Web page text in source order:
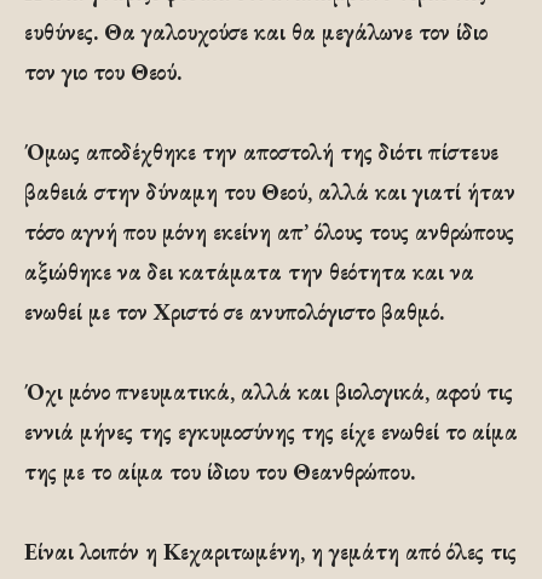
ευθύνες. Θα γαλουχούσε και θα μεγάλωνε τον ίδιο
τον γιο του Θεού.
Όμως αποδέχθηκε την αποστολή της διότι πίστευε
βαθειά στην δύναμη του Θεού, αλλά και γιατί ήταν
τόσο αγνή που μόνη εκείνη απ’ όλους τους ανθρώπους
αξιώθηκε να δει κατάματα την θεότητα και να
ενωθεί με τον Χριστό σε ανυπολόγιστο βαθμό.
Όχι μόνο πνευματικά, αλλά και βιολογικά, αφού τις
εννιά μήνες της εγκυμοσύνης της είχε ενωθεί το αίμα
της με το αίμα του ίδιου του Θεανθρώπου.
Είναι λοιπόν η Κεχαριτωμένη, η γεμάτη από όλες τις